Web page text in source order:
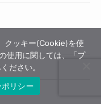
クッキー(Cookie)を使
使用に関しては、「プ
ださい。
リシー